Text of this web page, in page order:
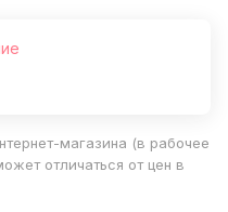
магазина (в рабочее
отличаться от цен в